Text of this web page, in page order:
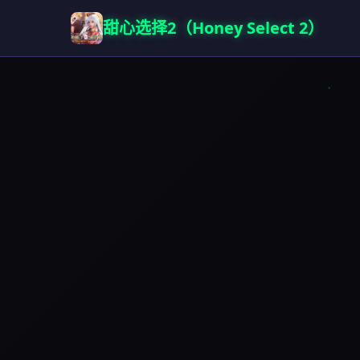
甜心选择2（Honey Select 2）